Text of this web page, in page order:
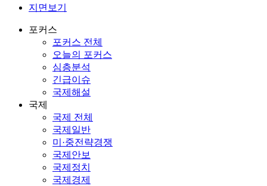
지면보기
포커스
포커스 전체
오늘의 포커스
심층분석
긴급이슈
국제해설
국제
국제 전체
국제일반
미·중전략경쟁
국제안보
국제정치
국제경제